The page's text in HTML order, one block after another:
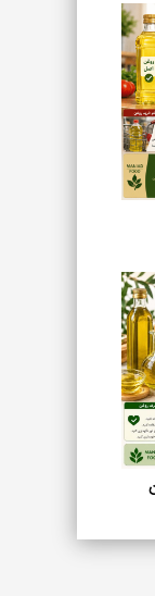
شکلاتی با روغن